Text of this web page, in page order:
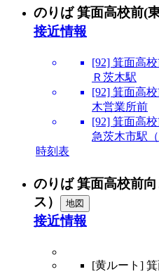
のりば 箕面高校前(
接近情報
[92] 箕面高
Ｒ茨木駅
[92] 箕面高
木営業所前
[92] 箕面高
急茨木市駅（
時刻表
のりば 箕面高校前
ス）
地図
接近情報
[黄ルート]